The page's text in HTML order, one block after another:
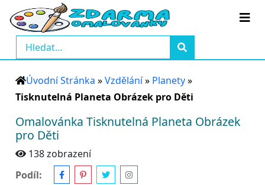
Úvodní Stránka »Vzdělání» Planety»
Tisknutelná Planeta Obrázek pro Děti
Omalovánka Tisknutelná Planeta Obrázek
pro Děti
138 zobrazení
Podíl: